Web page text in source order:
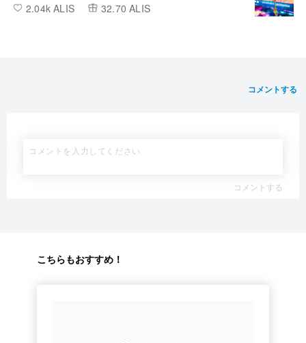
2.04k ALIS 32.70 ALIS
コメントする
コメントする
こちらもおすすめ！